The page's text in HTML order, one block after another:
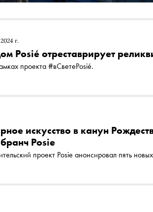
г.
Posié отреставрирует
проекта #вСветеPosié.
искусство в канун
Posie
проект Posie анонсировал пять